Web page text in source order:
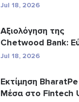
Jul 18, 2026
Αξιολόγηση της
Chetwood Bank:
Αποτ...
Jul 18, 2026
Εκτίμηση
Μέσα στο Fintech